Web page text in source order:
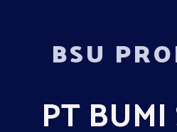
BSU
PT